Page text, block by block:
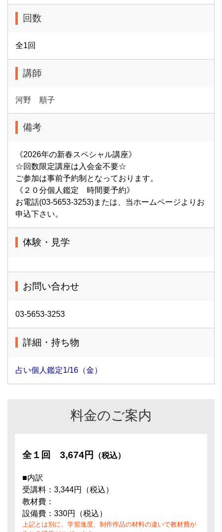
回数
全1回
講師
河野 順子
備考
《2026年の新春スペシャル講座》
☆回数限定講座は入会金不要☆
ご参加は事前予約制となっております。
《２０分個人鑑定 時間要予約》
お電話(03-5653-3253)または、当ホームページよりお
申込下さい。
体験・見学
お問い合わせ
03-5653-3253
詳細・持ち物
占い個人鑑定1/16（金）
料金のご案内
全１回 3,674円 （税込）
■内訳
受講料：3,344円（税込）
教材費：
設備費：330円（税込）
上記とは別に、学習進度、制作作品の材料の違いで教材費が